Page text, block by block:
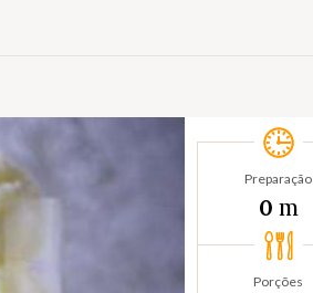
Preparação
0 m
Porções